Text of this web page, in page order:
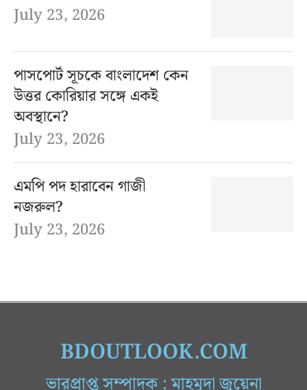
July 23, 2026
পাসপোর্ট সূচকে বাংলাদেশ কেন
উত্তর কোরিয়ার সঙ্গে একই
অবস্থানে?
July 23, 2026
এমপি পদ হারাবেন গাজী
নজরুল?
July 23, 2026
BDOUTLOOK.COM
ভারপ্রাপ্ত সম্পাদক : মাহমুদা জুয়েনা